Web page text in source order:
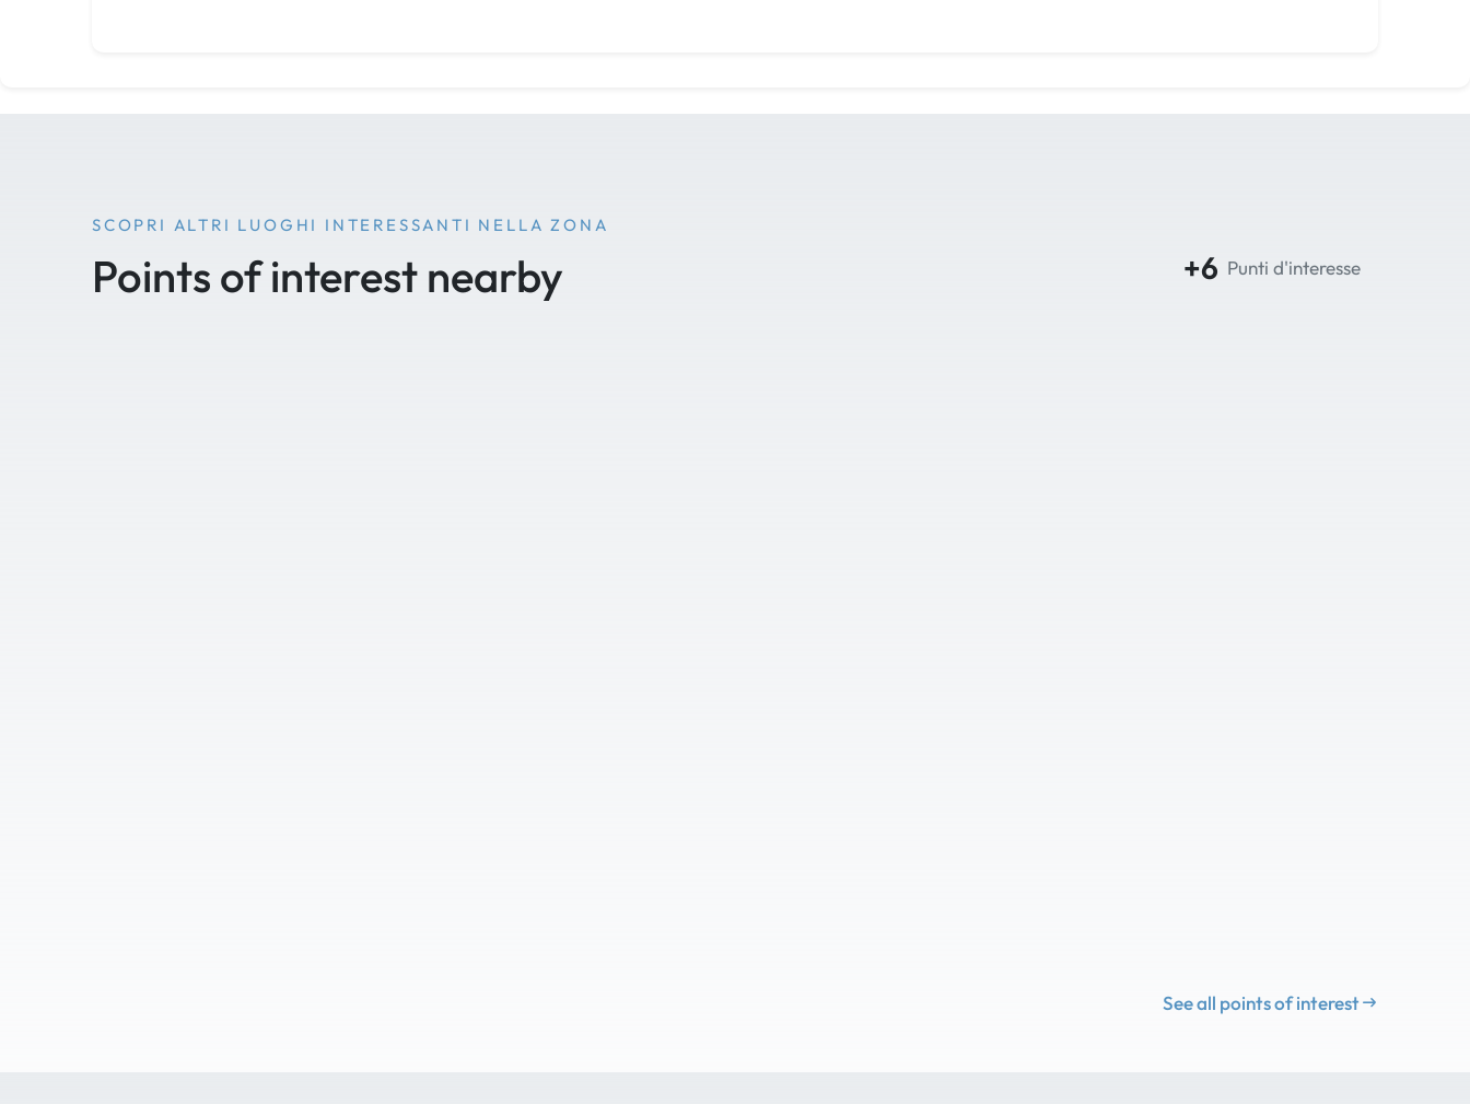
SCOPRI ALTRI LUOGHI INTERESSANTI NELLA ZONA
Points of interest nearby +6 Punti d'interesse
See all points of interest